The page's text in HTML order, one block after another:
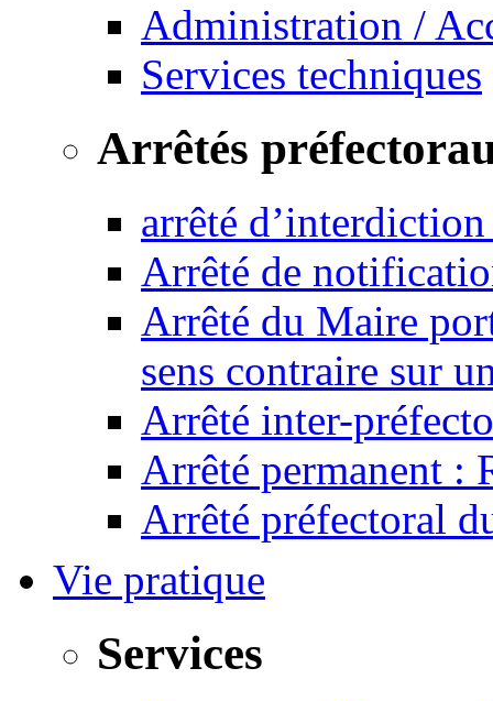
Administration /
Services techniques
Arrêtés
arrêté
Arrêté de
Arrêté du Maire
sens contraire sur
Arrêté inter-
Arrêté permanent :
Arrêté préfectoral
Vie pratique
Services